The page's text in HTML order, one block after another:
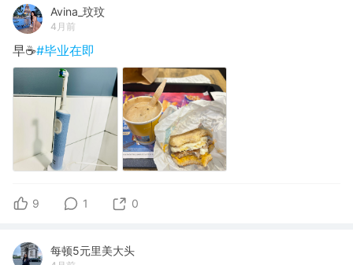
Avina_玟玟
4月前
早☕️#毕业在即
9 1 0
每顿5元里美大头